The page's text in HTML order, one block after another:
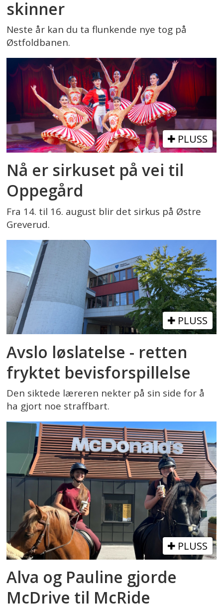
skinner
Neste år kan du ta flunkende nye tog på
Østfoldbanen.
PLUSS
Nå er sirkuset på vei til
Oppegård
Fra 14. til 16. august blir det sirkus på Østre
Greverud.
PLUSS
Avslo løslatelse - retten
fryktet bevisforspillelse
Den siktede læreren nekter på sin side for å
ha gjort noe straffbart.
PLUSS
Alva og Pauline gjorde
McDrive til McRide